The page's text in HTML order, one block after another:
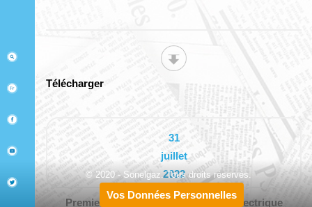
Télécharger
31
juillet
2022
Premier Record de consommation électrique
© 2020 - Sonelgaz. Tous droits réservés.
Vos Données Personnelles